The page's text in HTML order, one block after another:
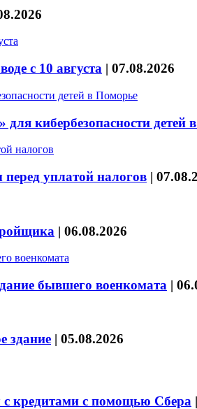
с 10 августа | 07.08.2026
кибербезопасности детей
уплатой налогов |
| 06.08.2026
бывшего военкомата |
здание | 05.08.2026
кредитами с помощью Сбера |